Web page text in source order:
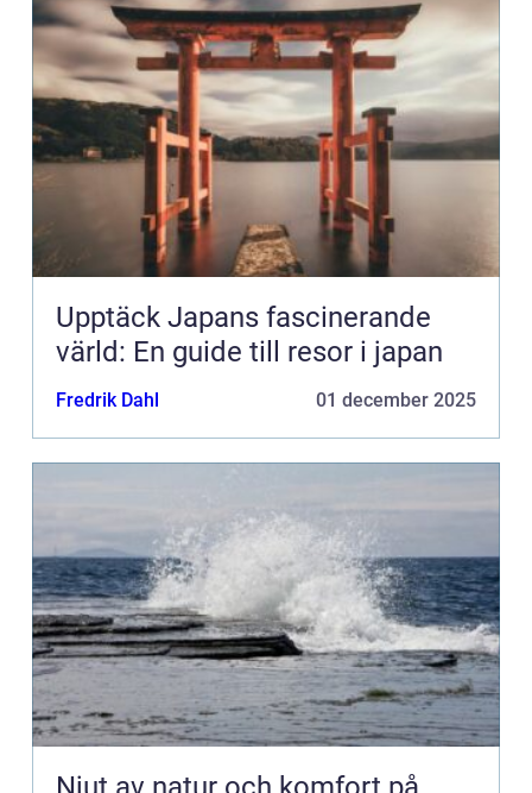
Upptäck Japans fascinerande
värld: En guide till resor i japan
Fredrik Dahl 01 december 2025